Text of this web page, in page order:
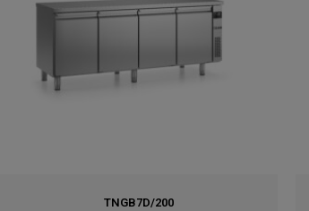
TNGB7D/200